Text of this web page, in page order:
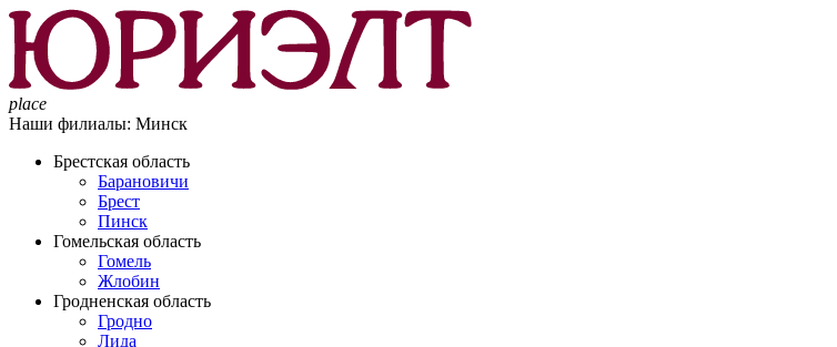
place
Наши филиалы: Минск
Брестская область
Барановичи
Брест
Пинск
Гомельская область
Гомель
Жлобин
Гродненская область
Гродно
Лида